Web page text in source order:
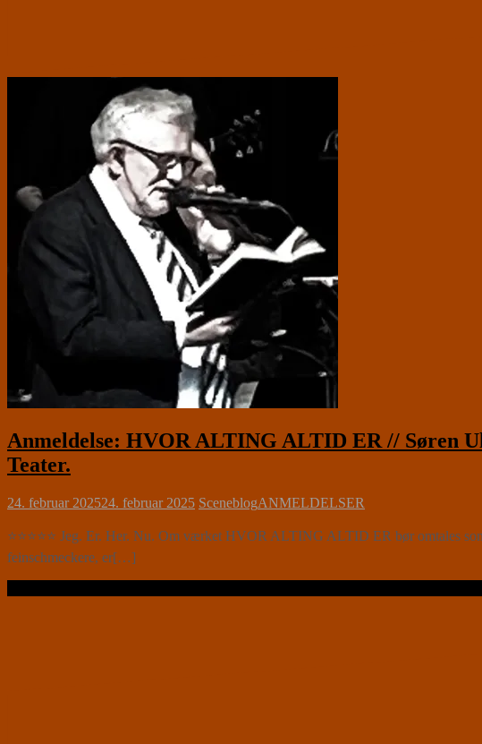
Anmeldelse: HVOR ALTING ALTID ER // Søren
Teater.
24. februar 202524. februar 2025 SceneblogANMELDELSER
⭐⭐⭐⭐⭐ Jeg. Er. Her. Nu. Om værket HVOR ALTING ALTID ER bør omtales
feinschmeckere, er[…]